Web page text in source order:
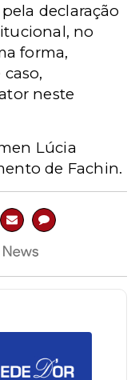
declaração
no
forma,
neste
Lúcia
de Fachin.